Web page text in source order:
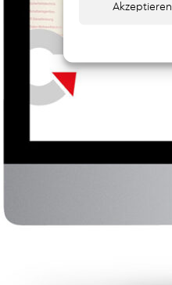
Akzeptieren